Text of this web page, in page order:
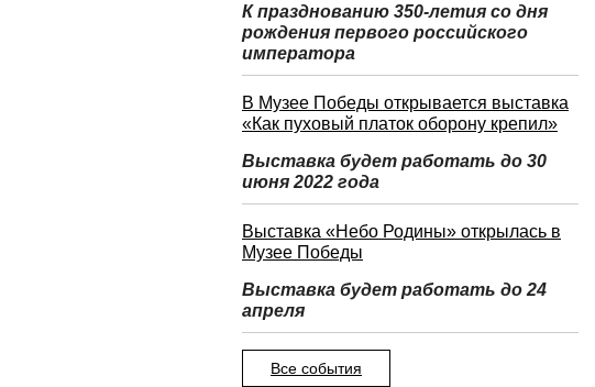
К празднованию 350-летия со дня
рождения первого российского
императора
В Музее Победы открывается выставка
«Как пуховый платок оборону крепил»
Выставка будет работать до 30
июня 2022 года
Выставка «Небо Родины» открылась в
Музее Победы
Выставка будет работать до 24
апреля
Все события